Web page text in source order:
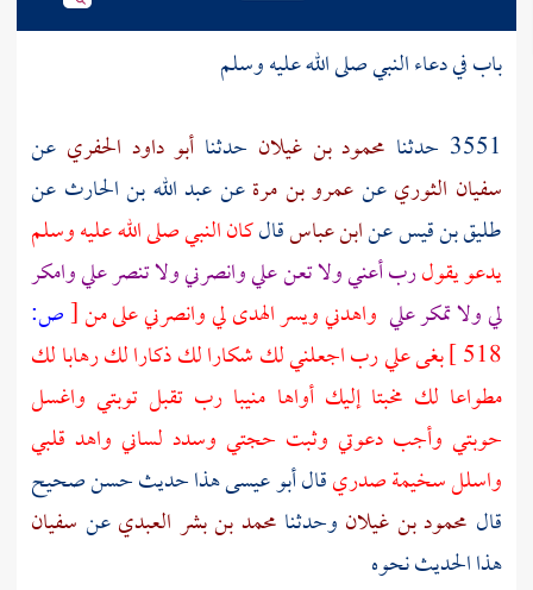
باب في دعاء النبي صلى الله عليه وسلم
3551 حدثنا
محمود بن غيلان حدثنا أبو داود الحفري عن
سفيان الثوريعنعمرو بن مرةعنعبد الله بن الحارث عن
طليق بن قيسعنابن عباسقالكان النبي صلى الله عليه وسلم
يدعو يقولرب أعني ولا تعن علي وانصرني ولا تنصر علي وامكر
لي ولا تمكر علي واهدني ويسر الهدى لي وانصرني على من[ص:
518 ] بغى علي رب اجعلني لك شكارا لك ذكارا لك رهابا لك
مطواعا لك مخبتا إليك أواها منيبا رب تقبل توبتي واغسل
حوبتي وأجب دعوتي وثبت حجتي وسدد لساني واهد قلبي
واسلل سخيمة صدريقال أبو عيسى هذا حديث حسن صحيح
قال محمود بن غيلان وحدثنا محمد بن بشر العبديعن سفيان
هذا الحديث نحوه